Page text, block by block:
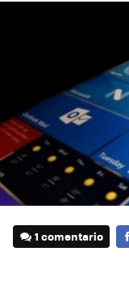
1 comentario